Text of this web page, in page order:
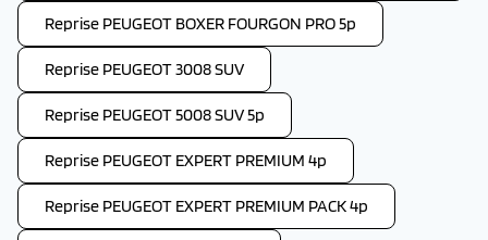
Reprise PEUGEOT BOXER FOURGON PRO 5p
Reprise PEUGEOT 3008 SUV
Reprise PEUGEOT 5008 SUV 5p
Reprise PEUGEOT EXPERT PREMIUM 4p
Reprise PEUGEOT EXPERT PREMIUM PACK 4p